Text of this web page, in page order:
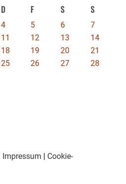
D F S S
4 5 6
7
11 12 13
14
18 19 20
21
25 26 27
28
Impressum
Cookie-